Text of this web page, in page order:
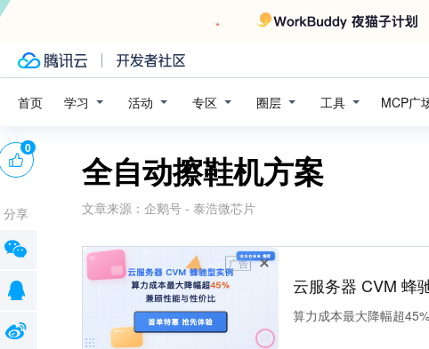
首页 学习 活动 专区 圈层 工具 MCP广
全自动擦鞋机方案
文章来源： 企鹅号 - 泰浩微芯片
广告
云服务器 CVM 蜂
算力成本最大降幅超45%
0
分享